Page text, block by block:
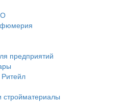
предприятий
стройматериалы